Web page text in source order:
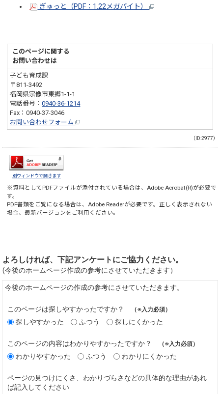
ぎゅっと（PDF：1.22メガバイト）
このページに関する
お問い合わせは
子ども育成課
〒811-3492
福岡県宗像市東郷1-1-1
電話番号：0940-36-1214
Fax：0940-37-3046
お問い合わせフォーム
（ID:2977）
別ウィンドウで開きます
※資料としてPDFファイルが添付されている場合は、Adobe Acrobat(R)が必要で
す。
PDF書類をご覧になる場合は、Adobe Readerが必要です。正しく表示されない
場合、最新バージョンをご利用ください。